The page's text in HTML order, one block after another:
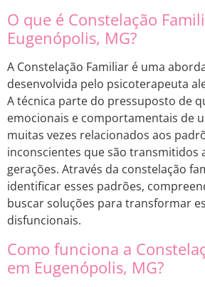
O que é Constelação
Eugenópolis, MG?
A Constelação Familiar é uma
desenvolvida pelo psicoterapeuta
A técnica parte do pressuposto de
emocionais e comportamentais de
muitas vezes relacionados aos
inconscientes que são transmitidos
gerações. Através da constelação
identificar esses padrões,
buscar soluções para transformar
disfuncionais.
Como funciona a
em Eugenópolis, MG?